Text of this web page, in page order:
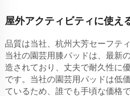
屋外アクティビティに使え
品質は当社、杭州大芳セーフテ
当社の園芸用膝パッドは、最新
造されており、丈夫で耐久性に
です。当社の園芸用パッドは低
ているため、誰でも手頃な価格